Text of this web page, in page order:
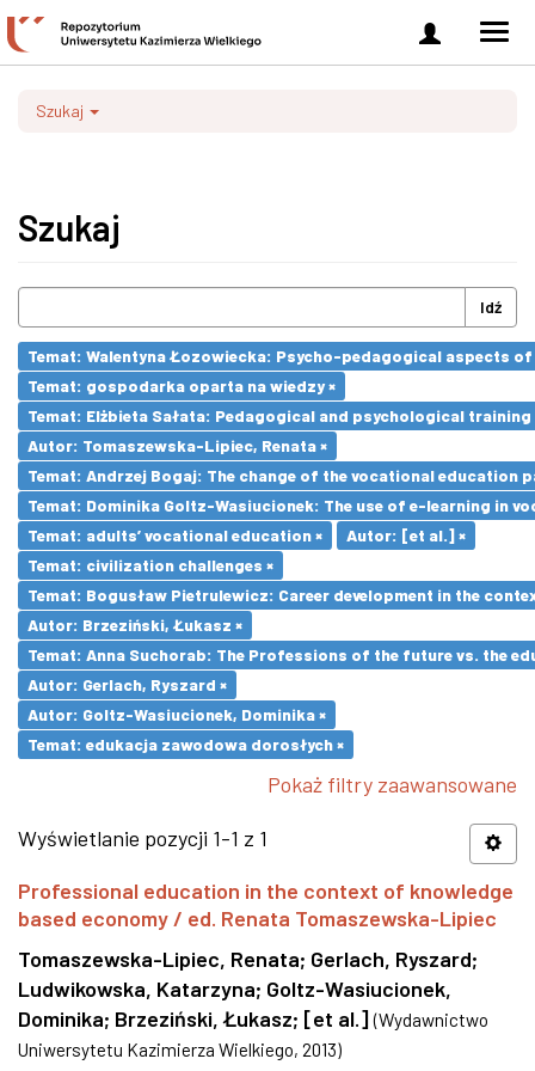
Zaloguj
się
Szukaj
Szukaj
Idź
Temat: Walentyna Łozowiecka: Psycho-pedagogical aspects of
Temat: gospodarka oparta na wiedzy ×
Temat: Elżbieta Sałata: Pedagogical and psychological
Autor: Tomaszewska-Lipiec, Renata ×
Temat: Andrzej Bogaj: The change of the vocational education
Temat: Dominika Goltz-Wasiucionek: The use of e-learning in
Temat: adults’ vocational education ×
Autor: [et al.] ×
Temat: civilization challenges ×
Temat: Bogusław Pietrulewicz: Career development in the
Autor: Brzeziński, Łukasz ×
Temat: Anna Suchorab: The Professions of the future vs. the
Autor: Gerlach, Ryszard ×
Autor: Goltz-Wasiucionek, Dominika ×
Temat: edukacja zawodowa dorosłych ×
Pokaż filtry zaawansowane
Wyświetlanie pozycji 1-1 z 1
Professional education in the context of knowledge
based economy / ed. Renata Tomaszewska-Lipiec
Tomaszewska-Lipiec, Renata; Gerlach, Ryszard;
Ludwikowska, Katarzyna; Goltz-Wasiucionek,
Dominika; Brzeziński, Łukasz; [et al.] (Wydawnictwo
Uniwersytetu Kazimierza Wielkiego, 2013)